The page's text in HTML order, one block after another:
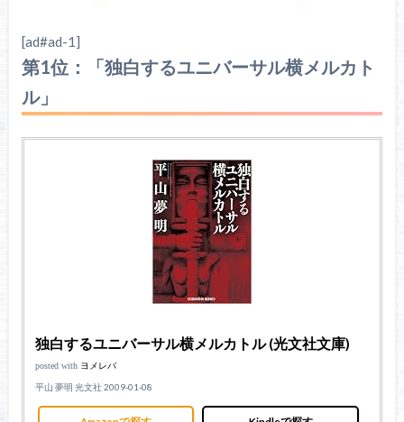
[ad#ad-1]
第1位：「独白するユニバーサル横メルカト
ル」
独白するユニバーサル横メルカトル (光文社文庫)
posted with ヨメレバ
平山 夢明 光文社 2009-01-08